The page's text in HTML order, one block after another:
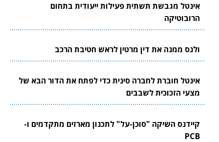
אינטל מגבשת תשתית פעילות ייעודית בתחום
הרובוטיקה
ולנס ממנה את דין מרטין לראש חטיבת הרכב
אינטל חוברת לחברה סינית כדי לפתח את הדור הבא של
מצעי הזכוכית לשבבים
קיידנס השיקה "סוכן-על" לתכנון מארזים מתקדמים ו-
PCB